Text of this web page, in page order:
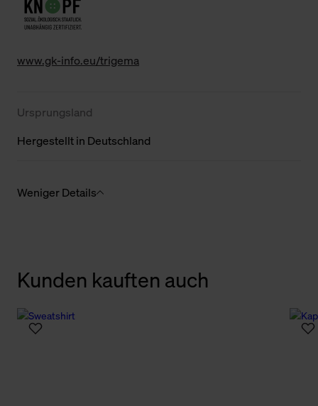
www.gk-info.eu/trigema
Ursprungsland
Hergestellt in Deutschland
Weniger Details
Kunden kauften auch